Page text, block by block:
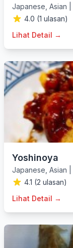
Japanese Asian
4.0 (1 ulasan)
Lihat Detail →
Yoshinoya
Japanese Asian
4.1 (2 ulasan)
Lihat Detail →